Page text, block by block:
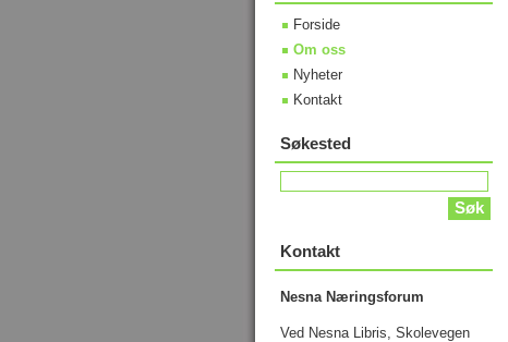
Forside
Om oss
Nyheter
Kontakt
Søkested
Kontakt
Nesna Næringsforum
Ved Nesna Libris, Skolevegen